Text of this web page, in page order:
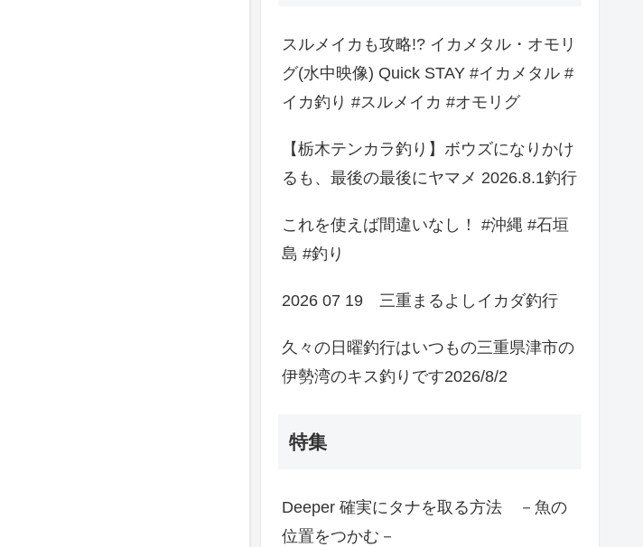
スルメイカも攻略!? イカメタル・オモリ
グ(水中映像) Quick STAY #イカメタル #
イカ釣り #スルメイカ #オモリグ
【栃木テンカラ釣り】ボウズになりかけ
るも、最後の最後にヤマメ 2026.8.1釣行
これを使えば間違いなし！ #沖縄 #石垣
島 #釣り
2026 07 19 三重まるよしイカダ釣行
久々の日曜釣行はいつもの三重県津市の
伊勢湾のキス釣りです2026/8/2
特集
Deeper 確実にタナを取る方法 －魚の
位置をつかむ－